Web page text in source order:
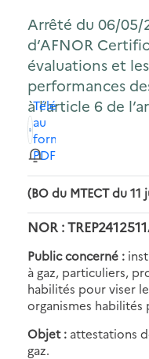
Arrêté du 06/
d’AFNOR
évaluations et
performances
à l’article 6 de
Télécharger
au
format
PDF
(BO du MTECT du 11
NOR :
Public concerné :
à gaz, particuliers,
habilités pour viser
organismes habilités
Objet : attestations
gaz.